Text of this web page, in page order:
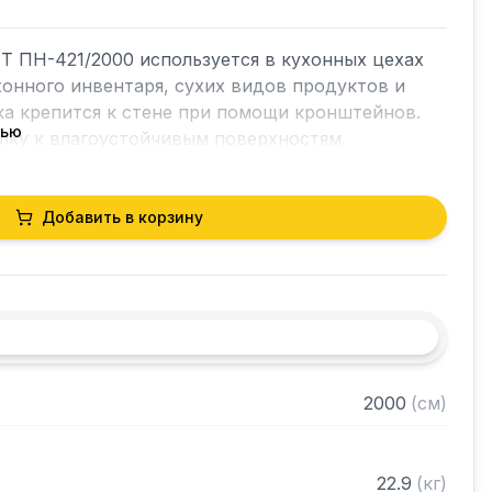
ПН-421/2000 используется в кухонных цехах
инвентаря, сухих видов продуктов и
крепится к стене при помощи кронштейнов.
к влагоустойчивым поверхностям.
"замочная скважина" для крепления к стене
Добавить в корзину
2000 (см)
22.9 (кг)